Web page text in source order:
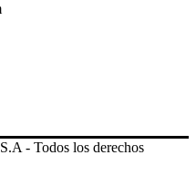
- Todos los derechos